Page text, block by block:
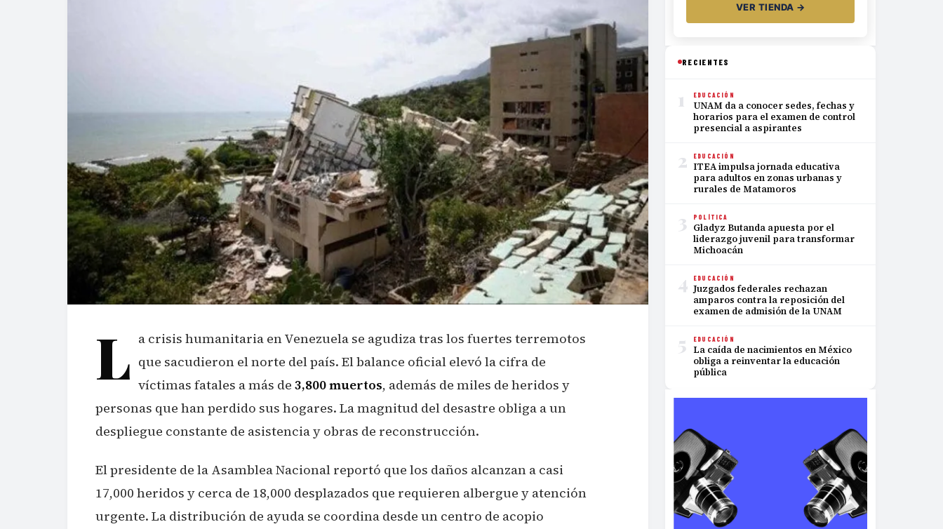
L a crisis humanitaria en Venezuela se agudiza tras los fuertes terremotos
que sacudieron el norte del país. El balance oficial elevó la cifra de
víctimas fatales a más de 3,800 muertos, además de miles de heridos y
personas que han perdido sus hogares. La magnitud del desastre obliga a un
despliegue constante de asistencia y obras de reconstrucción.
El presidente de la Asamblea Nacional reportó que los daños alcanzan a casi
17,000 heridos y cerca de 18,000 desplazados que requieren albergue y atención
urgente. La distribución de ayuda se coordina desde un centro de acopio
VER TIENDA →
RECIENTES
1 EDUCACIÓN
UNAM da a conocer sedes, fechas y
horarios para el examen de control
presencial a aspirantes
2 EDUCACIÓN
ITEA impulsa jornada educativa
para adultos en zonas urbanas y
rurales de Matamoros
3 POLÍTICA
Gladyz Butanda apuesta por el
liderazgo juvenil para transformar
Michoacán
4 EDUCACIÓN
Juzgados federales rechazan
amparos contra la reposición del
examen de admisión de la UNAM
5 EDUCACIÓN
La caída de nacimientos en México
obliga a reinventar la educación
pública